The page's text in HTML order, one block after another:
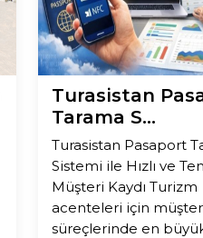
Turasistan
Tarama S...
Turasistan Pasaport
Sistemi ile Hızlı ve
Müşteri Kaydı Turizm
acenteleri için
süreçlerinde en